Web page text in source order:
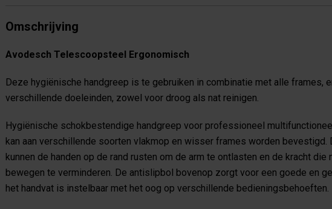
Omschrijving
Avodesch Telescoopsteel Ergonomisch
Deze hygiënische handgreep is te gebruiken in combinatie met alle frames,
verschillende doeleinden, zowel voor droog als nat reinigen.
Hygiënische schokbestendige handgreep voor professioneel
kan aan verschillende soorten vlakmop en wisser frames worden bevestigd.
kunnen de handen op de rand rusten om de arm te ontlasten en de kracht
bewegen te verminderen. De antislipbol bovenop zorgt voor een goede en
het handvat is instelbaar met het oog op verschillende bedieningsbehoeften.